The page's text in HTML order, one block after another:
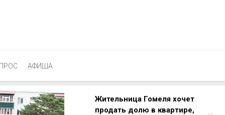
АФИША
Жительница Гомеля хочет
продать долю в квартире,